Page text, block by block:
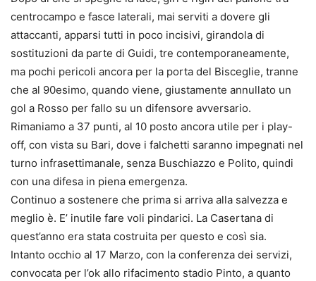
centrocampo e fasce laterali, mai serviti a dovere gli
attaccanti, apparsi tutti in poco incisivi, girandola di
sostituzioni da parte di Guidi, tre contemporaneamente,
ma pochi pericoli ancora per la porta del Bisceglie, tranne
che al 90esimo, quando viene, giustamente annullato un
gol a Rosso per fallo su un difensore avversario.
Rimaniamo a 37 punti, al 10 posto ancora utile per i play-
off, con vista su Bari, dove i falchetti saranno impegnati nel
turno infrasettimanale, senza Buschiazzo e Polito, quindi
con una difesa in piena emergenza.
Continuo a sostenere che prima si arriva alla salvezza e
meglio è. E’ inutile fare voli pindarici. La Casertana di
quest’anno era stata costruita per questo e così sia.
Intanto occhio al 17 Marzo, con la conferenza dei servizi,
convocata per l’ok allo rifacimento stadio Pinto, a quanto